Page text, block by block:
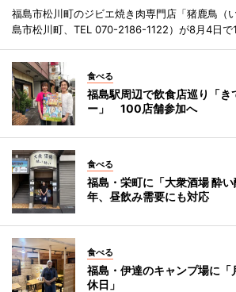
福島市松川町のジビエ焼き肉専門店「猪鹿鳥（
島市松川町、TEL 070-2186-1122）が8月4日で1
食べる
福島駅周辺で飲食店巡り「き
ー」 100店舗参加へ
食べる
福島・栄町に「大衆酒場 酔
年、昼飲み需要にも対応
食べる
福島・伊達のキャンプ場に「
休日」